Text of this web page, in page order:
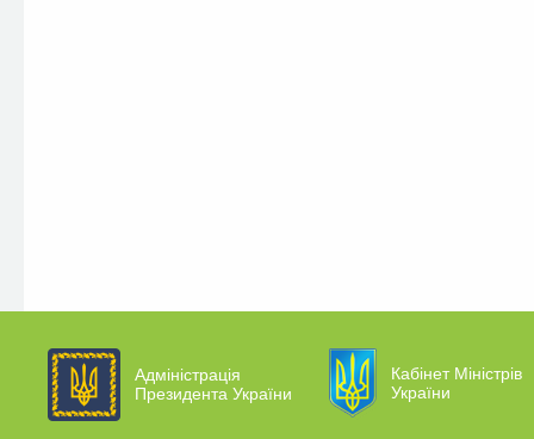
Адміністрація
Президента України
Кабінет Міністрів
України